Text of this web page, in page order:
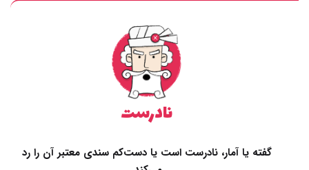
نادرست
گفته یا آمار، نادرست است یا دست‌کم سندی معتبر آن را رد